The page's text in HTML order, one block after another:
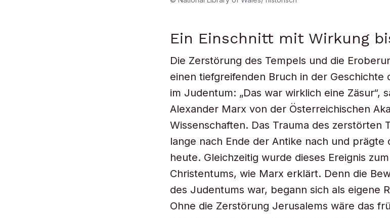
Ein Einschnitt mit Wirkung
Die Zerstörung des Tempels und die
einen tiefgreifenden Bruch in der Geschichte
im Judentum: „Das war wirklich eine Zäsur“,
Alexander Marx von der Österreichischen
Wissenschaften. Das Trauma des zerstörten
lange nach Ende der Antike nach und prägte
heute. Gleichzeitig wurde dieses Ereignis
Christentums, wie Marx erklärt. Denn die
des Judentums war, begann sich als eigene
Ohne die Zerstörung Jerusalems wäre das